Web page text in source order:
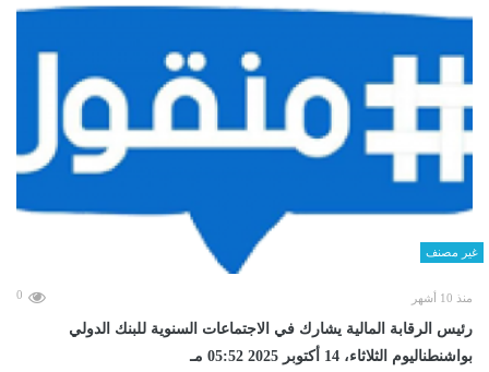
غير مصنف
منذ 10 أشهر 0
رئيس الرقابة المالية يشارك في الاجتماعات السنوية للبنك الدولي
بواشنطناليوم الثلاثاء، 14 أكتوبر 2025 05:52 مـ